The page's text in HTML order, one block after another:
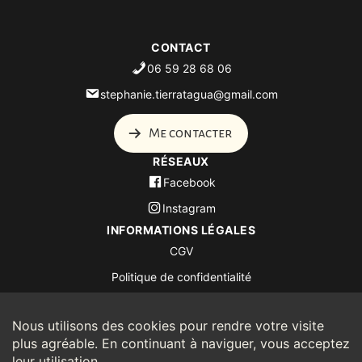
INFORMATIONS LÉGALES
CGV
Politique de confidentialité
RÉSEAUX
Facebook
Instagram
CONTACT
06 59 28 68 06
stephanie.tierratagua@gmail.com
Me contacter